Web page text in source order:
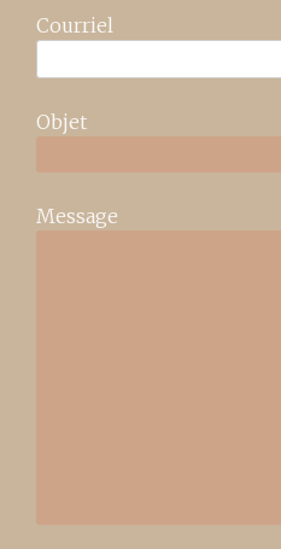
Courriel
Objet
Message